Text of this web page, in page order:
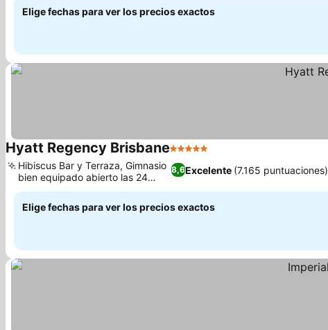
Elige fechas para ver los precios exactos
Hyatt Regency Brisbane5 Estrellas
8,6Excelente (7.165 puntuaciones)
Hibiscus Bar y Terraza, Gimnasio
bien equipado abierto las 24
horas
Elige fechas para ver los precios exactos